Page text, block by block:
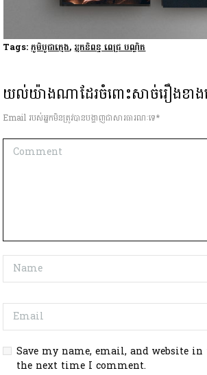
Tags:ភូមិបូជាក្មេង,អ្នកនិពន្ធ ពេជ្រ បណ្ឌិត
យល់យ៉ាងណាដែរចំពោះសាច់រឿងខា
Email របស់អ្នកមិនត្រូវបានបង្ហាញជាសារធារណៈទេ*
Save my name, email, and website
the next time I comment.